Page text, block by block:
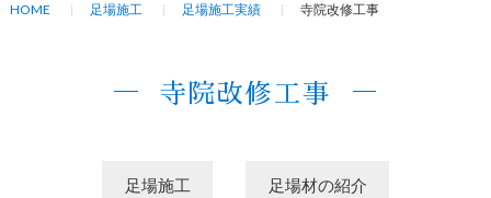
HOME 足場施工 足場施工実績 寺院改修工事
寺院改修工事
足場施工 足場材の紹介